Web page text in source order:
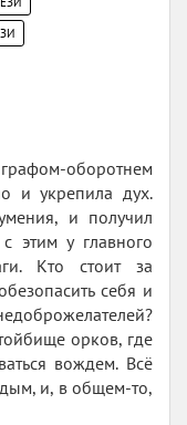
оборотнем
и укрепила дух.
и получил
этим у главного
Кто стоит за
себя и
орков, где
вождем. Всё
и, в общем-то,